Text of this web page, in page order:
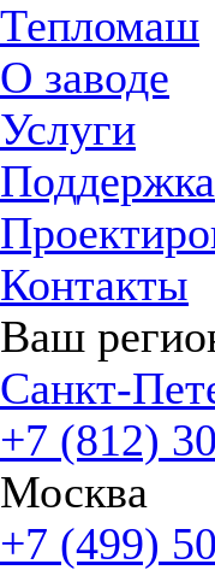
Тепломаш
О заводе
Услуги
Поддержка
Контакты
Ваш
Санкт-
+7 (812)
Москва
+7 (499)